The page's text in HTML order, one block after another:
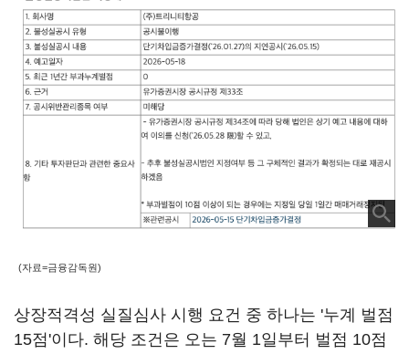
(자료=금융감독원)
상장적격성 실질심사 시행 요건 중 하나는 '누계 벌점
15점'이다. 해당 조건은 오는 7월 1일부터 벌점 10점